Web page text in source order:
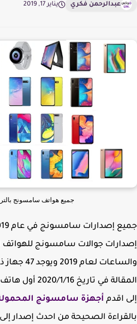
عبدالرحمن فكري يناير 17, 2019
جميع هواتف سامسونج بالترتيب
جوالات سامسونج للهواتف
والساعات لعام
المقالة في تاريخ
اقدمأجهزة سامسونج المحمولة
الصحيحة من احدث إصدار إلى